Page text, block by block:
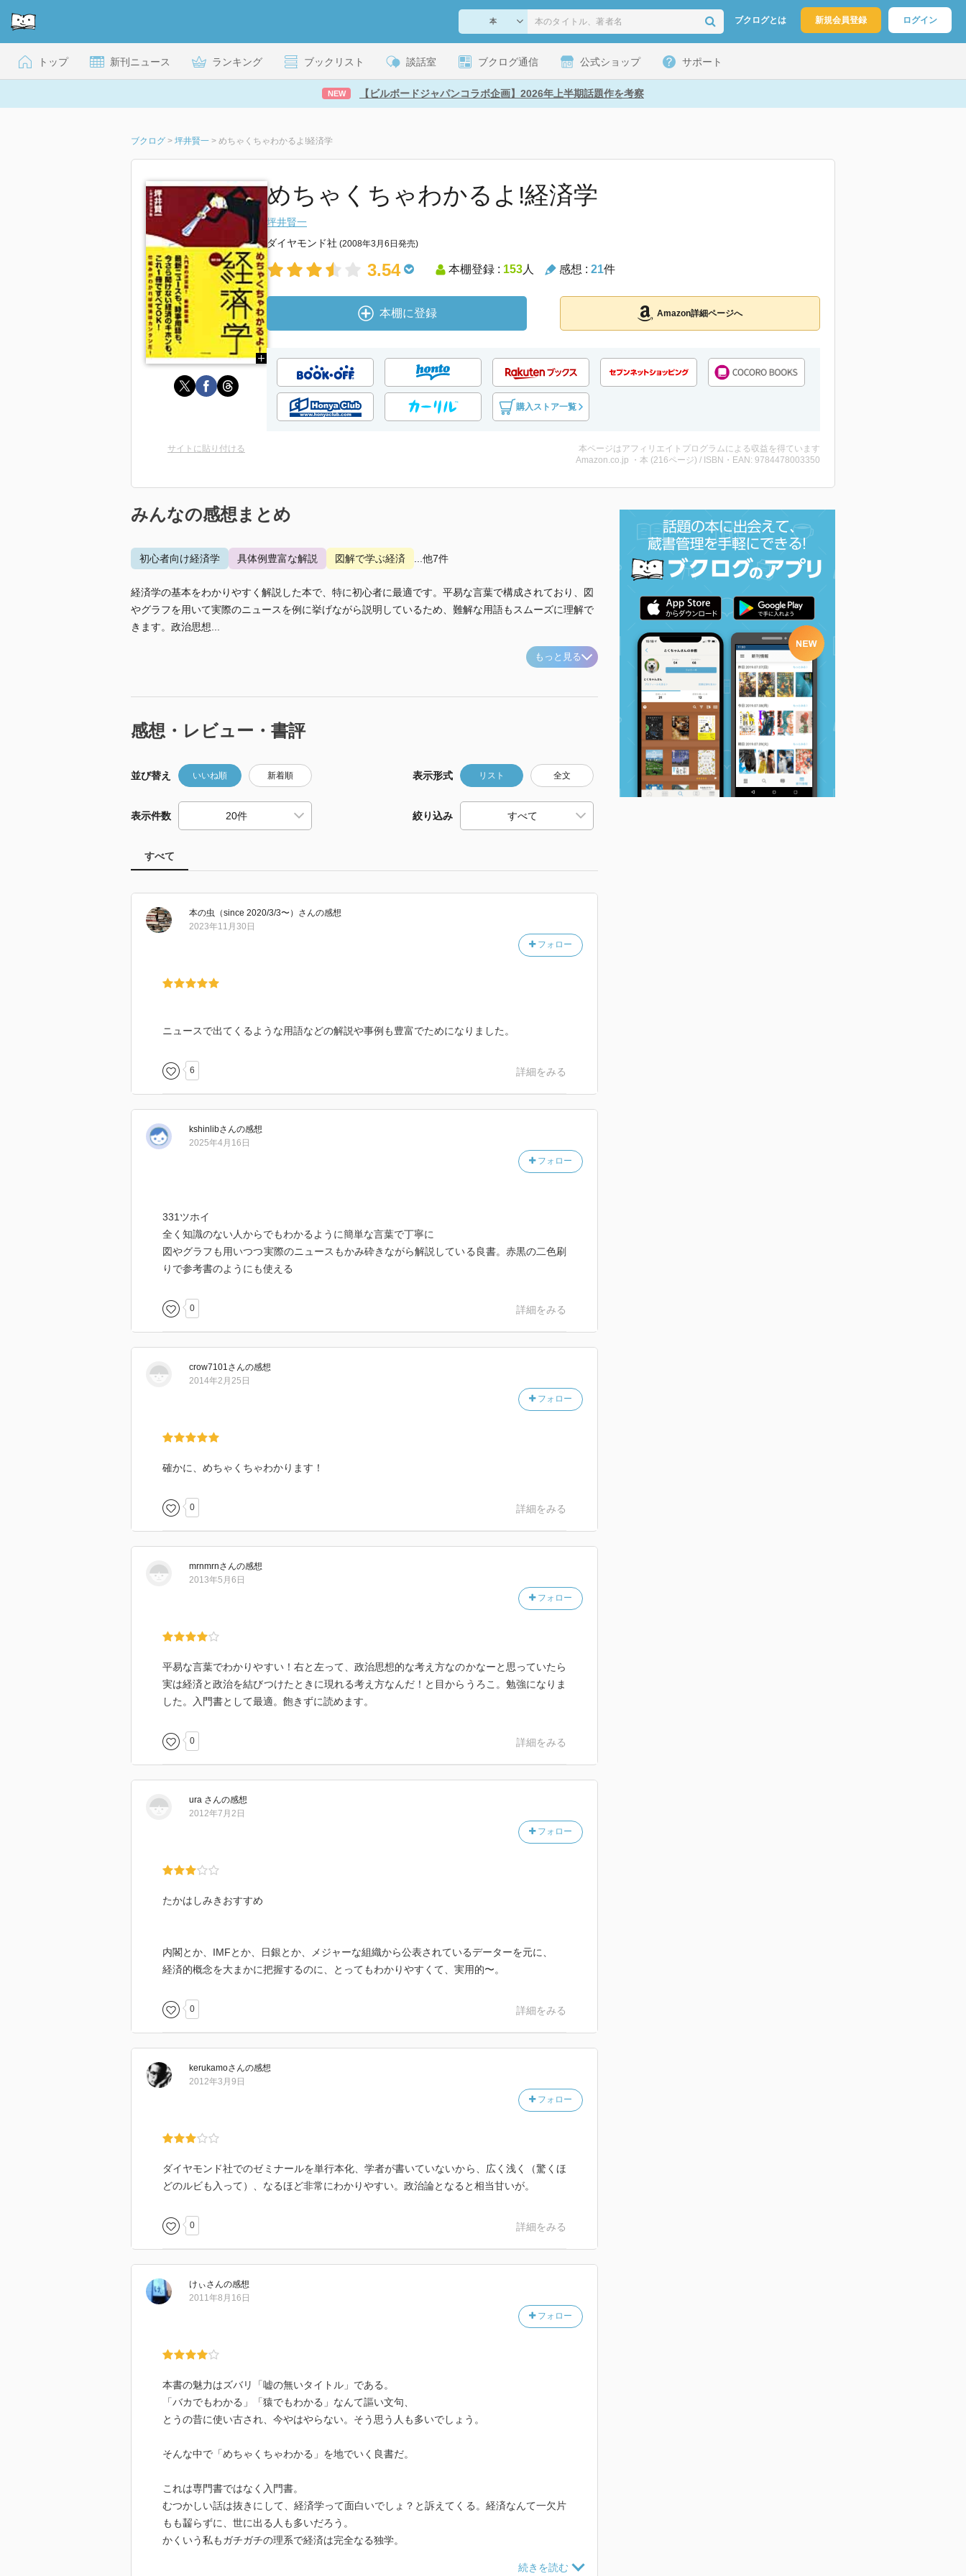
ブクログとは 新規会員登録 ログイン
トップ 新刊ニュース ランキング ブックリスト 談話室 ブクログ通信 公式ショップ サポート
NEW 【ビルボードジャパンコラボ企画】2026年上半期話題作を考察
ブクログ > 坪井賢一 > めちゃくちゃわかるよ!経済学
めちゃくちゃわかるよ!経済学
坪井賢一
ダイヤモンド社 (2008年3月6日発売)
3.54 本棚登録 : 153人 感想 : 21件
本棚に登録 Amazon詳細ページへ
購入ストア一覧
サイトに貼り付ける
本ページはアフィリエイトプログラムによる収益を得ています
Amazon.co.jp ・本 (216ページ) / ISBN・EAN: 9784478003350
みんなの感想まとめ
初心者向け経済学 具体例豊富な解説 図解で学ぶ経済 ...他7件
経済学の基本をわかりやすく解説した本で、特に初心者に最適です。平易な言葉で構成されており、図
やグラフを用いて実際のニュースを例に挙げながら説明しているため、難解な用語もスムーズに理解で
きます。政治思想...
もっと見る
感想・レビュー・書評
並び替え いいね順 新着順 表示形式 リスト 全文
表示件数 絞り込み
すべて
本の虫（since 2020/3/3〜） さんの感想
フォロー
2023年11月30日
ニュースで出てくるような用語などの解説や事例も豊富でためになりました。
6 詳細をみる
kshinlibさんの感想
フォロー
2025年4月16日
331ツホイ
全く知識のない人からでもわかるように簡単な言葉で丁寧に
図やグラフも用いつつ実際のニュースもかみ砕きながら解説している良書。赤黒の二色刷
りで参考書のようにも使える
0 詳細をみる
crow7101さんの感想
フォロー
2014年2月25日
確かに、めちゃくちゃわかります！
0 詳細をみる
mrnmrnさんの感想
フォロー
2013年5月6日
平易な言葉でわかりやすい！右と左って、政治思想的な考え方なのかなーと思っていたら
実は経済と政治を結びつけたときに現れる考え方なんだ！と目からうろこ。勉強になりま
した。入門書として最適。飽きずに読めます。
0 詳細をみる
ura さんの感想
フォロー
2012年7月2日
たかはしみきおすすめ
内閣とか、IMFとか、日銀とか、メジャーな組織から公表されているデーターを元に、
経済的概念を大まかに把握するのに、とってもわかりやすくて、実用的〜。
0 詳細をみる
kerukamoさんの感想
フォロー
2012年3月9日
ダイヤモンド社でのゼミナールを単行本化、学者が書いていないから、広く浅く（驚くほ
どのルビも入って）、なるほど非常にわかりやすい。政治論となると相当甘いが。
0 詳細をみる
けぃさんの感想
フォロー
2011年8月16日
本書の魅力はズバリ「嘘の無いタイトル」である。
「バカでもわかる」「猿でもわかる」なんて謳い文句、
とうの昔に使い古され、今やはやらない。そう思う人も多いでしょう。
そんな中で「めちゃくちゃわかる」を地でいく良書だ。
これは専門書ではなく入門書。
むつかしい話は抜きにして、経済学って面白いでしょ？と訴えてくる。経済なんて一欠片
もも齧らずに、世に出る人も多いだろう。
かくいう私もガチガチの理系で経済は完全なる独学。